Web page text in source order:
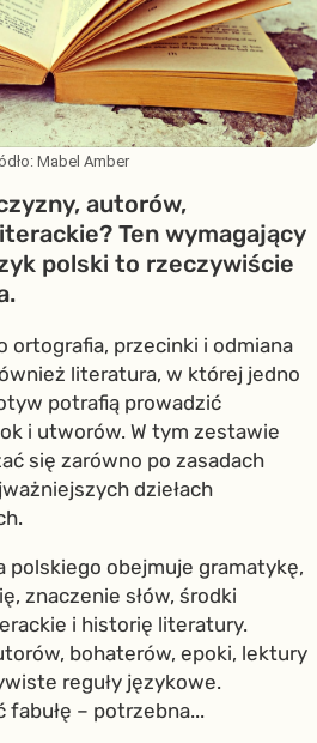
Mabel Amber
autorów,
Ten wymagający
polski to rzeczywiście
ortografia, przecinki i odmiana
literatura, w której jedno
potrafią prowadzić
i utworów. W tym zestawie
się zarówno po zasadach
dziełach
polskiego obejmuje gramatykę,
znaczenie słów, środki
i historię literatury.
bohaterów, epoki, lektury
reguły językowe.
– potrzebna...